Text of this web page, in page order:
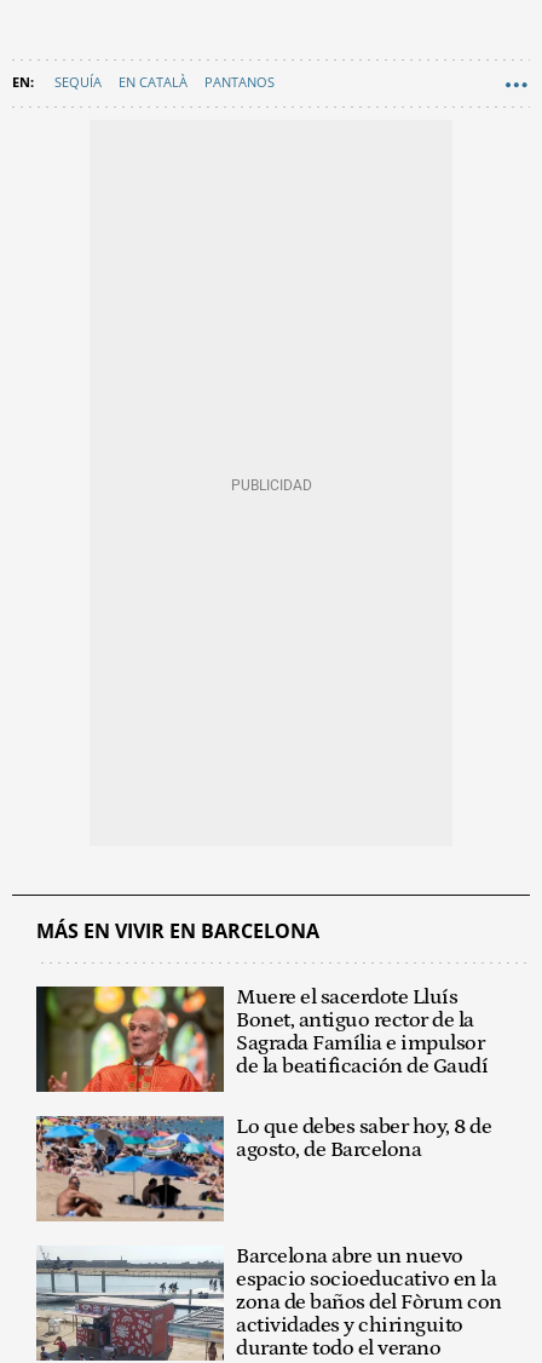
SEQUÍA EN CATALÀ PANTANOS
MÁS EN VIVIR EN BARCELONA
Muere el sacerdote Lluís
Bonet, antiguo rector de la
Sagrada Família e impulsor
de la beatificación de Gaudí
Lo que debes saber hoy, 8 de
agosto, de Barcelona
Barcelona abre un nuevo
espacio socioeducativo en la
zona de baños del Fòrum con
actividades y chiringuito
durante todo el verano